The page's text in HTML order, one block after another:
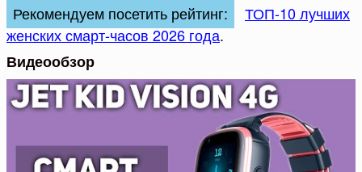
Рекомендуем посетить рейтинг:
ТОП-10 лучших
женских смарт-часов 2026 года.
Видеообзор